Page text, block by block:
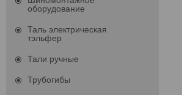
оборудование
Таль электрическая
тэльфер
Тали ручные
Трубогибы